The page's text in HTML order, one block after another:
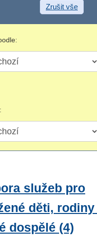
Zrušit vše
služeb pro
děti, rodiny
dospělé (4)